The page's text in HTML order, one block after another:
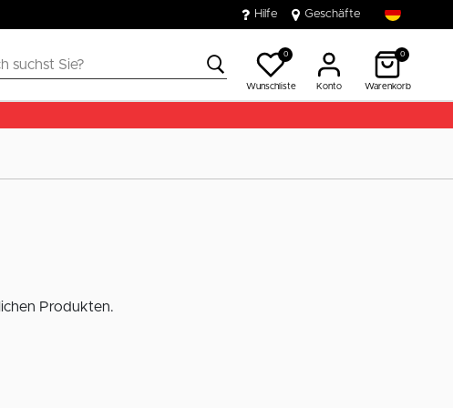
Hilfe Geschäfte
0
Wunschliste Konto
0
Warenkorb
Produkten.